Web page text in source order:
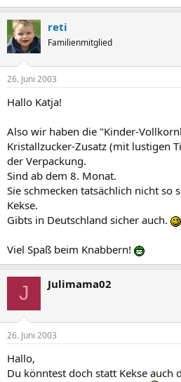
reti
Familienmitglied
26. Juni 2003
Hallo Katja!
Also wir haben die "Kinder-
Kristallzucker-Zusatz (mit lustigen
der Verpackung.
Sind ab dem 8. Monat.
Sie schmecken tatsächlich nicht so
Kekse.
Gibts in Deutschland sicher auch.
Viel Spaß beim Knabbern!
J Julimama02
26. Juni 2003
Hallo,
Du könntest doch statt Kekse auch